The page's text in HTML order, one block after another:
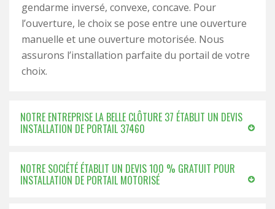
gendarme inversé, convexe, concave. Pour
l’ouverture, le choix se pose entre une ouverture
manuelle et une ouverture motorisée. Nous
assurons l’installation parfaite du portail de votre
choix.
NOTRE ENTREPRISE LA BELLE CLÔTURE 37 ÉTABLIT UN DEVIS
INSTALLATION DE PORTAIL 37460
NOTRE SOCIÉTÉ ÉTABLIT UN DEVIS 100 % GRATUIT POUR
INSTALLATION DE PORTAIL MOTORISÉ